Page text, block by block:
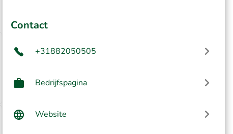
Contact
+31882050505
Bedrijfspagina
Website